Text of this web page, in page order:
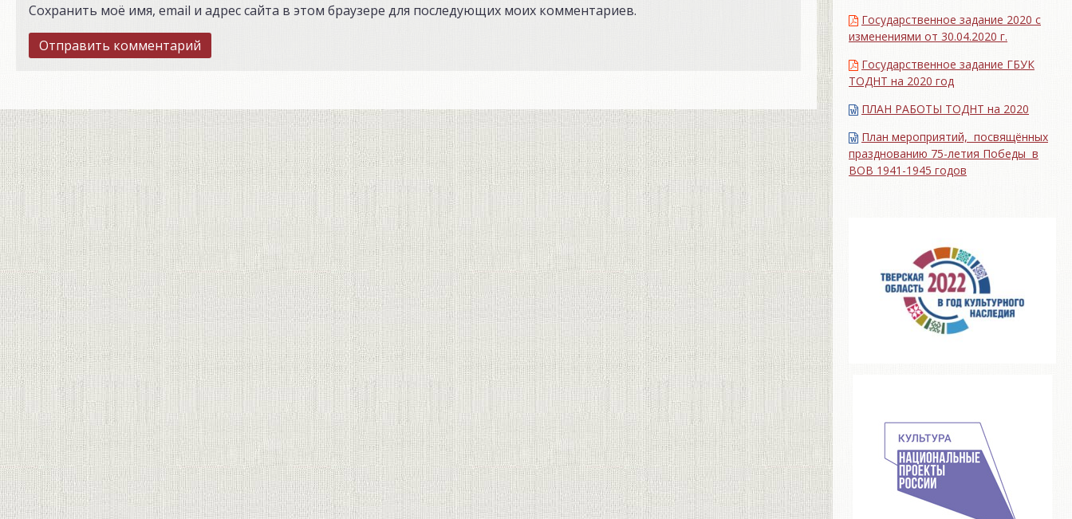
Сохранить моё имя, email и адрес сайта в этом браузере для последующих моих комментариев.
Государственное задание 2020 с
изменениями от 30.04.2020 г.
Государственное задание ГБУК
ТОДНТ на 2020 год
ПЛАН РАБОТЫ ТОДНТ на 2020
План мероприятий, посвящённых
празднованию 75-летия Победы в
ВОВ 1941-1945 годов